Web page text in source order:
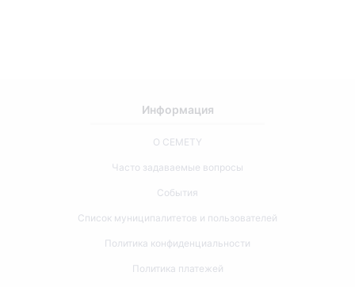
Информация
О CEMETY
Часто задаваемые вопросы
События
Список муниципалитетов и пользователей
Политика конфиденциальности
Политика платежей